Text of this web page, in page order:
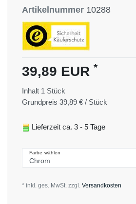
Artikelnummer 10288
39,89 EUR *
Inhalt 1 Stück
Grundpreis 39,89 € / Stück
Lieferzeit ca. 3 - 5 Tage
Farbe wählen
* inkl. ges. MwSt. zzgl. Versandkosten